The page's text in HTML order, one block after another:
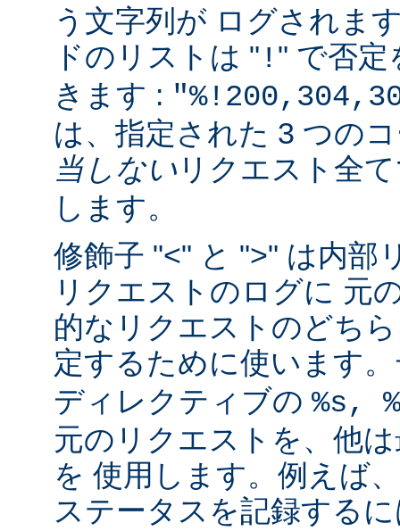
う文字列が ログされま
ドのリストは " ! " で否定
きます :
は、指定された 3 つの
当しない リクエスト全
します。
修飾子 "<" と ">" は内部
リクエストのログに 元
的なリクエストのどち
定するために使います
ディレクティブの %s,
元のリクエストを、他
を 使用します。例えば
ステータスを記録する